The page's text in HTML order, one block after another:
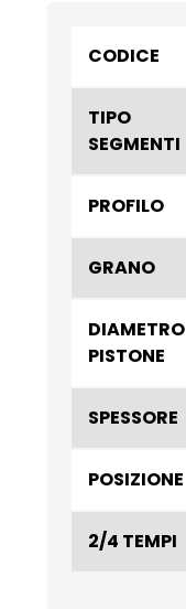
CODICE
TIPO
SEGMENTI
PROFILO
GRANO
DIAMETRO
PISTONE
SPESSORE
POSIZIONE
2/4 TEMPI